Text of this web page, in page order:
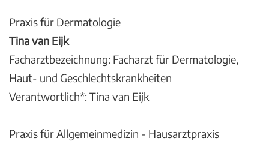
Praxis für Dermatologie
Tina van Eijk
Facharztbezeichnung: Facharzt für Dermatologie,
Haut- und Geschlechtskrankheiten
Verantwortlich*: Tina van Eijk
Praxis für Allgemeinmedizin - Hausarztpraxis